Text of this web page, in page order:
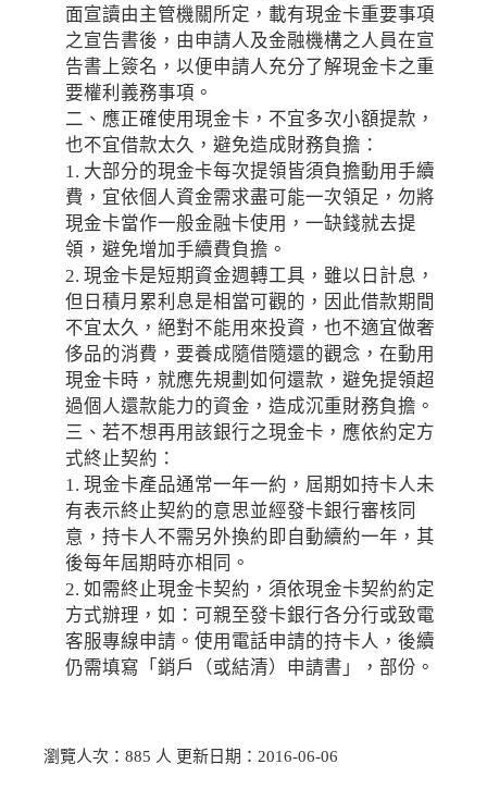
面宣讀由主管機關所定，載有現金卡重要事項
之宣告書後，由申請人及金融機構之人員在宣
告書上簽名，以便申請人充分了解現金卡之重
要權利義務事項。
二、應正確使用現金卡，不宜多次小額提款，
也不宜借款太久，避免造成財務負擔：
1. 大部分的現金卡每次提領皆須負擔動用手續
費，宜依個人資金需求盡可能一次領足，勿將
現金卡當作一般金融卡使用，一缺錢就去提
領，避免增加手續費負擔。
2. 現金卡是短期資金週轉工具，雖以日計息，
但日積月累利息是相當可觀的，因此借款期間
不宜太久，絕對不能用來投資，也不適宜做奢
侈品的消費，要養成隨借隨還的觀念，在動用
現金卡時，就應先規劃如何還款，避免提領超
過個人還款能力的資金，造成沉重財務負擔。
三、若不想再用該銀行之現金卡，應依約定方
式終止契約：
1. 現金卡產品通常一年一約，屆期如持卡人未
有表示終止契約的意思並經發卡銀行審核同
意，持卡人不需另外換約即自動續約一年，其
後每年屆期時亦相同。
2. 如需終止現金卡契約，須依現金卡契約約定
方式辦理，如：可親至發卡銀行各分行或致電
客服專線申請。使用電話申請的持卡人，後續
仍需填寫「銷戶（或結清）申請書」，部份。
瀏覽人次：885 人 更新日期：2016-06-06